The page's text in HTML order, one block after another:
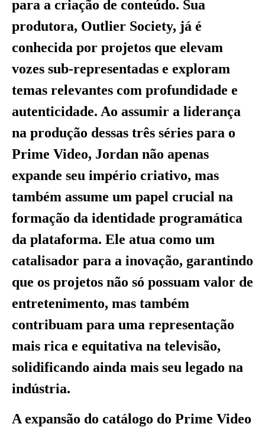
para a criação de conteúdo. Sua
produtora, Outlier Society, já é
conhecida por projetos que elevam
vozes sub-representadas e exploram
temas relevantes com profundidade e
autenticidade. Ao assumir a liderança
na produção dessas três séries para o
Prime Video, Jordan não apenas
expande seu império criativo, mas
também assume um papel crucial na
formação da identidade programática
da plataforma. Ele atua como um
catalisador para a inovação, garantindo
que os projetos não só possuam valor de
entretenimento, mas também
contribuam para uma representação
mais rica e equitativa na televisão,
solidificando ainda mais seu legado na
indústria.
A expansão do catálogo do Prime Video